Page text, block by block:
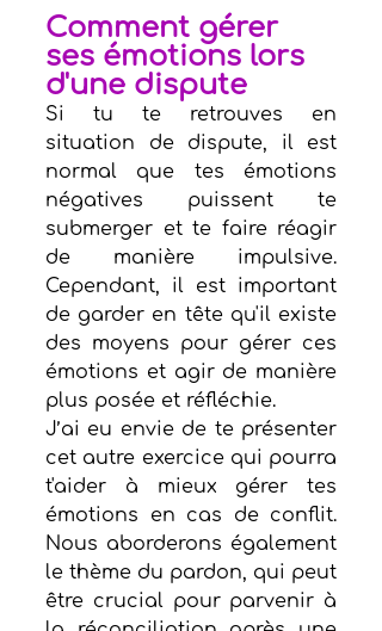
Comment gérer
ses émotions lors
d'une dispute
Si tu te retrouves en
situation de dispute, il est
normal que tes émotions
négatives puissent te
submerger et te faire réagir
de manière impulsive.
Cependant, il est important
de garder en tête qu'il existe
des moyens pour gérer ces
émotions et agir de manière
plus posée et réfléchie.
J’ai eu envie de te présenter
cet autre exercice qui pourra
t'aider à mieux gérer tes
émotions en cas de conflit.
Nous aborderons également
le thème du pardon, qui peut
être crucial pour parvenir à